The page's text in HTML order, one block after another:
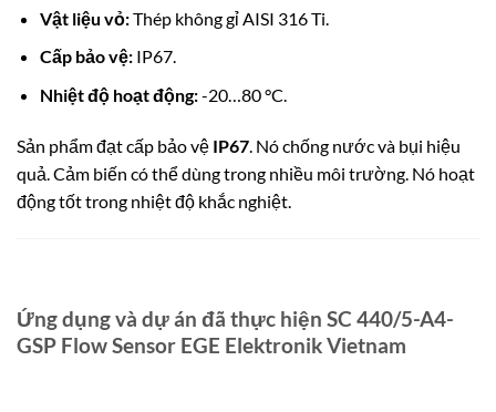
Vật liệu vỏ:Thép không gỉ AISI 316 Ti.
Cấp bảo vệ:IP67.
Nhiệt độ hoạt động:-20…80 °C.
Sản phẩm đạt cấp bảo vệ IP67 Nó chống nước và bụi hiệu
quả. Cảm biến có thể dùng trong nhiều môi trường. Nó hoạt
động tốt trong nhiệt độ khắc nghiệt.
Ứng dụng và dự án đã thực hiện SC 440/5-A4-
GSP Flow Sensor EGE Elektronik Vietnam